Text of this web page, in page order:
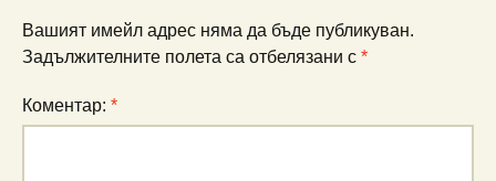
Вашият имейл адрес няма да бъде публикуван.
Задължителните полета са отбелязани с *
Коментар: *